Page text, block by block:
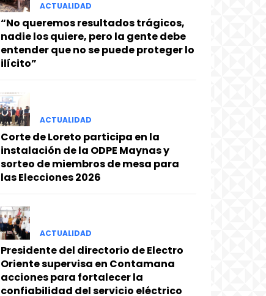
ACTUALIDAD
“No queremos resultados trágicos,
nadie los quiere, pero la gente debe
entender que no se puede proteger lo
ilícito”
ACTUALIDAD
Corte de Loreto participa en la
instalación de la ODPE Maynas y
sorteo de miembros de mesa para
las Elecciones 2026
ACTUALIDAD
Presidente del directorio de Electro
Oriente supervisa en Contamana
acciones para fortalecer la
confiabilidad del servicio eléctrico